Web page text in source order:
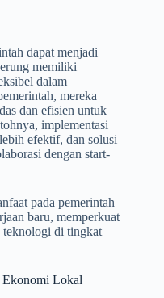
dapat menjadi
memiliki
dalam
mereka
dan efisien untuk
implementasi
efektif, dan solusi
dengan start-
pada pemerintah
baru, memperkuat
teknologi di tingkat
Ekonomi Lokal